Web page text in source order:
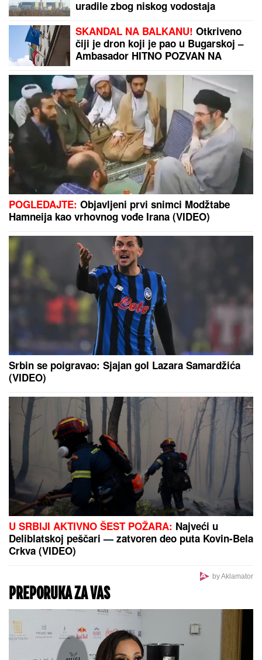
uradile zbog niskog vodostaja
SKANDAL NA BALKANU! Otkriveno
čiji je dron koji je pao u Bugarskoj –
Ambasador HITNO POZVAN NA
POGLEDAJTE: Objavljeni prvi snimci Modžtabe
Hamneija kao vrhovnog vođe Irana (VIDEO)
Srbin se poigravao: Sjajan gol Lazara Samardžića
(VIDEO)
U SRBIJI AKTIVNO ŠEST POŽARA: Najveći u
Deliblatskoj peščari — zatvoren deo puta Kovin-Bela
Crkva (VIDEO)
by Aklamator
PREPORUKA ZA VAS